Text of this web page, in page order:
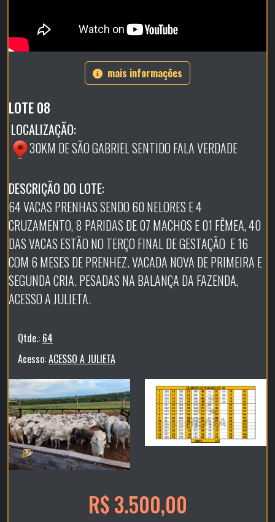
mais informações
LOTE 08
LOCALIZAÇÃO:
30KM DE SÃO GABRIEL SENTIDO FALA VERDADE
DESCRIÇÃO DO LOTE:
64 VACAS PRENHAS SENDO 60 NELORES E 4
CRUZAMENTO, 8 PARIDAS DE 07 MACHOS E 01 FÊMEA, 40
DAS VACAS ESTÃO NO TERÇO FINAL DE GESTAÇÃO E 16
COM 6 MESES DE PRENHEZ. VACADA NOVA DE PRIMEIRA E
SEGUNDA CRIA. PESADAS NA BALANÇA DA FAZENDA,
ACESSO A JULIETA.
Qtde.: 64
Acesso:ACESSO A JULIETA
R$ 3.500,00